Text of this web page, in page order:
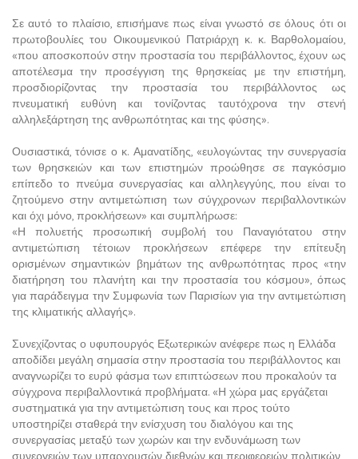
Σε αυτό το πλαίσιο, επισήμανε πως είναι γνωστό σε όλους ότι οι
πρωτοβουλίες του Οικουμενικού Πατριάρχη κ. κ. Βαρθολομαίου,
«που αποσκοπούν στην προστασία του περιβάλλοντος, έχουν ως
αποτέλεσμα την προσέγγιση της θρησκείας με την επιστήμη,
προσδιορίζοντας την προστασία του περιβάλλοντος ως
πνευματική ευθύνη και τονίζοντας ταυτόχρονα την στενή
αλληλεξάρτηση της ανθρωπότητας και της φύσης».
Ουσιαστικά, τόνισε ο κ. Αμανατίδης, «ευλογώντας την συνεργασία
των θρησκειών και των επιστημών προώθησε σε παγκόσμιο
επίπεδο το πνεύμα συνεργασίας και αλληλεγγύης, που είναι το
ζητούμενο στην αντιμετώπιση των σύγχρονων περιβαλλοντικών
και όχι μόνο, προκλήσεων» και συμπλήρωσε:
«Η πολυετής προσωπική συμβολή του Παναγιότατου στην
αντιμετώπιση τέτοιων προκλήσεων επέφερε την επίτευξη
ορισμένων σημαντικών βημάτων της ανθρωπότητας προς «την
διατήρηση του πλανήτη και την προστασία του κόσμου», όπως
για παράδειγμα την Συμφωνία των Παρισίων για την αντιμετώπιση
της κλιματικής αλλαγής».
Συνεχίζοντας ο υφυπουργός Εξωτερικών ανέφερε πως η Ελλάδα
αποδίδει μεγάλη σημασία στην προστασία του περιβάλλοντος και
αναγνωρίζει το ευρύ φάσμα των επιπτώσεων που προκαλούν τα
σύγχρονα περιβαλλοντικά προβλήματα. «Η χώρα μας εργάζεται
συστηματικά για την αντιμετώπιση τους και προς τούτο
υποστηρίζει σταθερά την ενίσχυση του διαλόγου και της
συνεργασίας μεταξύ των χωρών και την ενδυνάμωση των
συνεργειών των υπαρχουσών διεθνών και περιφερειών πολιτικών